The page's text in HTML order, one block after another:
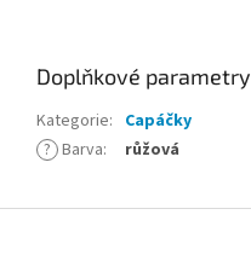
Doplňkové parametry
Kategorie: Capáčky
? Barva: růžová